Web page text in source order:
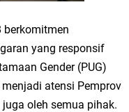
berkomitmen
yang responsif
Gender (PUG)
atensi Pemprov
oleh semua pihak.